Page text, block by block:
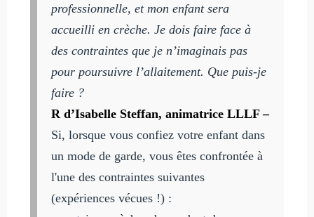
professionnelle, et mon enfant sera
accueilli en crèche. Je dois faire face à
des contraintes que je n’imaginais pas
pour poursuivre l’allaitement. Que puis-je
faire ?
R d’Isabelle Steffan, animatrice LLLF –
Si, lorsque vous confiez votre enfant dans
un mode de garde, vous êtes confrontée à
l'une des contraintes suivantes
(expériences vécues !) :